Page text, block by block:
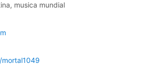
musica mundial